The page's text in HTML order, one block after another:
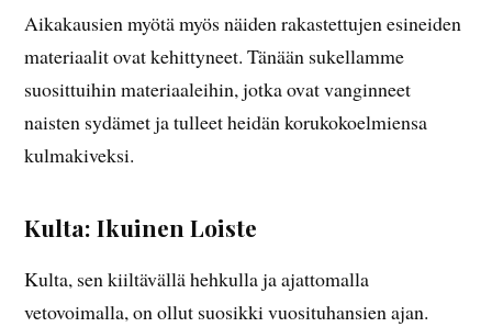
Aikakausien myötä myös näiden rakastettujen esineiden
materiaalit ovat kehittyneet. Tänään sukellamme
suosittuihin materiaaleihin, jotka ovat vanginneet
naisten sydämet ja tulleet heidän korukokoelmiensa
kulmakiveksi.
Kulta: Ikuinen Loiste
Kulta, sen kiiltävällä hehkulla ja ajattomalla
vetovoimalla, on ollut suosikki vuosituhansien ajan.